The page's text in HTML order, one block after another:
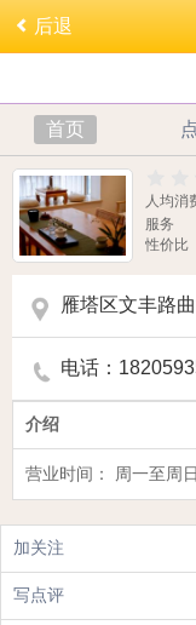
后退
首页
人均消
服务
性价比
雁塔区文丰路
电话：
介绍
营业时间： 周一至周
加关注
写点评